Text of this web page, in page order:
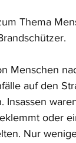
Thema
Menschen
auf den
Insassen
oder
Nur